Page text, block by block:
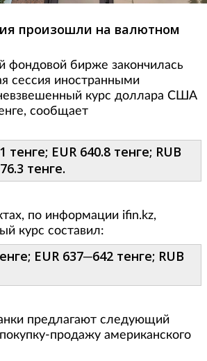
произошли на валютном
фондовой бирже закончилась
сессия иностранными
курс доллара США
сообщает
тенге; EUR 640.8 тенге; RUB
тенге.
по информации ifin.kz,
курс составил:
EUR 637─642 тенге; RUB
предлагают следующий
продажу американского